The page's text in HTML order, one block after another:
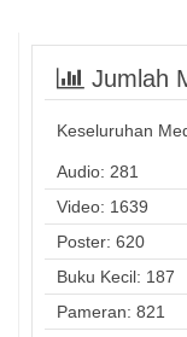
Jumlah
Keseluruhan
Audio: 281
Video: 1639
Poster: 620
Buku Kecil: 187
Pameran: 821